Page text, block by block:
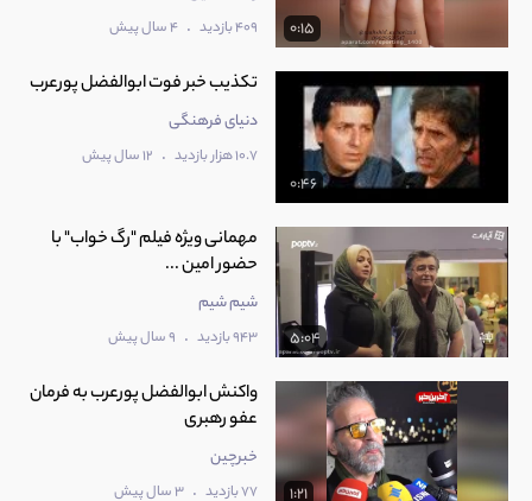
0:15 409 بازدید . 4 سال پیش
0:46
تکذیب خبر فوت ابوالفضل پورعرب
دنیای فرهنگی
10.7 هزار بازدید . 12 سال پیش
5:04
‫مهمانی ویژه فیلم "رگ خواب" با
حضور امین ...
شیم شیم
943 بازدید . 9 سال پیش
1:21
واکنش ابوالفضل پورعرب به فرمان
عفو رهبری
خبرچین
77 بازدید . 3 سال پیش